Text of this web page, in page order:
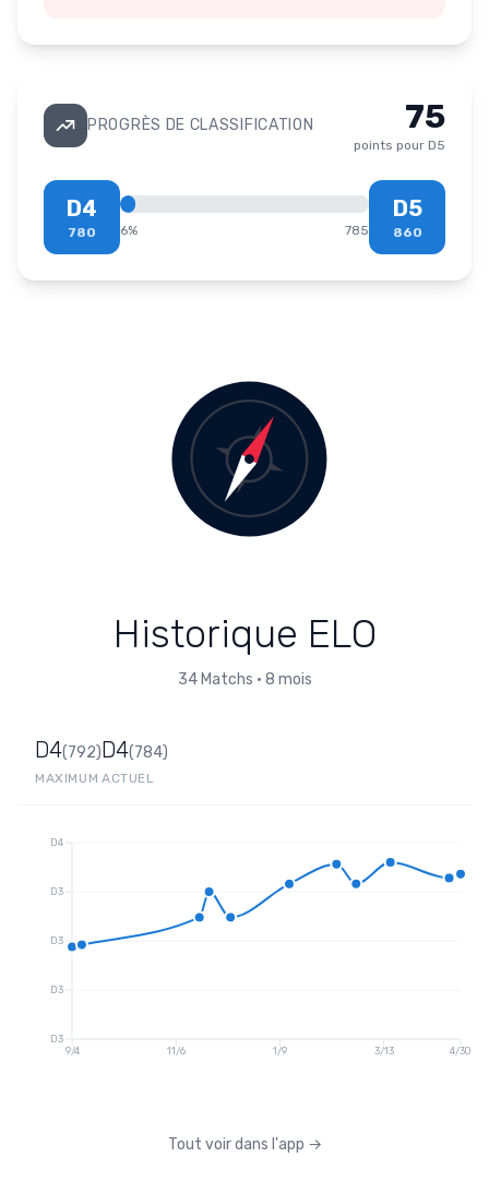
PROGRÈS DE CLASSIFICATION 75
points pour D5
D4
780 6% 785
D5
860
Historique ELO
34Matchs • 8 mois
D4(792)
MAXIMUM
D4(784)
ACTUEL
9/4 11/6 1/9 3/13 4/30
D3
D3
D3
D3
D4
Tout voir dans l'app →